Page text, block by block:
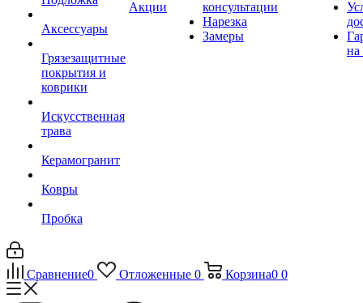
Аксессуары
Грязезащитные
покрытия и
коврики
Искусственная
трава
Керамогранит
Ковры
Пробка
Акции
консультации
Нарезка
Замеры
на
Сравнение0 Отложенные 0 Корзина0 0